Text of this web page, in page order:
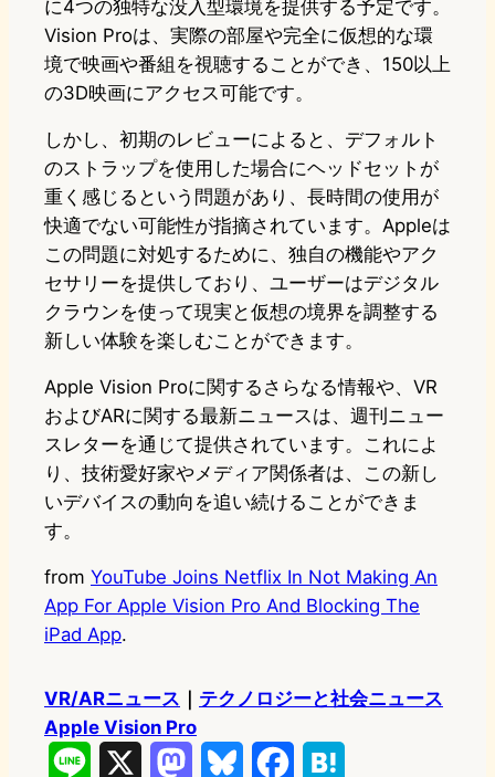
に4つの独特な没入型環境を提供する予定です。
Vision Proは、実際の部屋や完全に仮想的な環
境で映画や番組を視聴することができ、150以上
の3D映画にアクセス可能です。
しかし、初期のレビューによると、デフォルト
のストラップを使用した場合にヘッドセットが
重く感じるという問題があり、長時間の使用が
快適でない可能性が指摘されています。Appleは
この問題に対処するために、独自の機能やアク
セサリーを提供しており、ユーザーはデジタル
クラウンを使って現実と仮想の境界を調整する
新しい体験を楽しむことができます。
Apple Vision Proに関するさらなる情報や、VR
およびARに関する最新ニュースは、週刊ニュー
スレターを通じて提供されています。これによ
り、技術愛好家やメディア関係者は、この新し
いデバイスの動向を追い続けることができま
す。
from YouTube Joins Netflix In Not Making An
App For Apple Vision Pro And Blocking The
iPad App.
VR/ARニュース
テクノロジーと社会ニュース
Apple Vision Pro